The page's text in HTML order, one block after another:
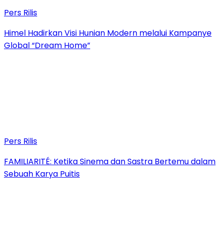
Pers Rilis
Himel Hadirkan Visi Hunian Modern melalui Kampanye
Global “Dream Home”
Pers Rilis
FAMILIARITÉ: Ketika Sinema dan Sastra Bertemu dalam
Sebuah Karya Puitis